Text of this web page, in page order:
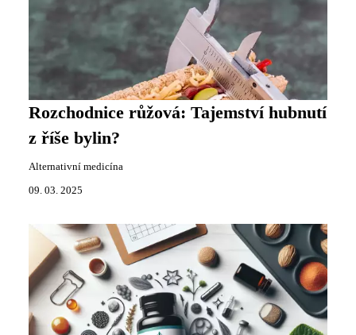
Rozchodnice růžová: Tajemství hubnutí
z říše bylin?
Alternativní medicína
09. 03. 2025